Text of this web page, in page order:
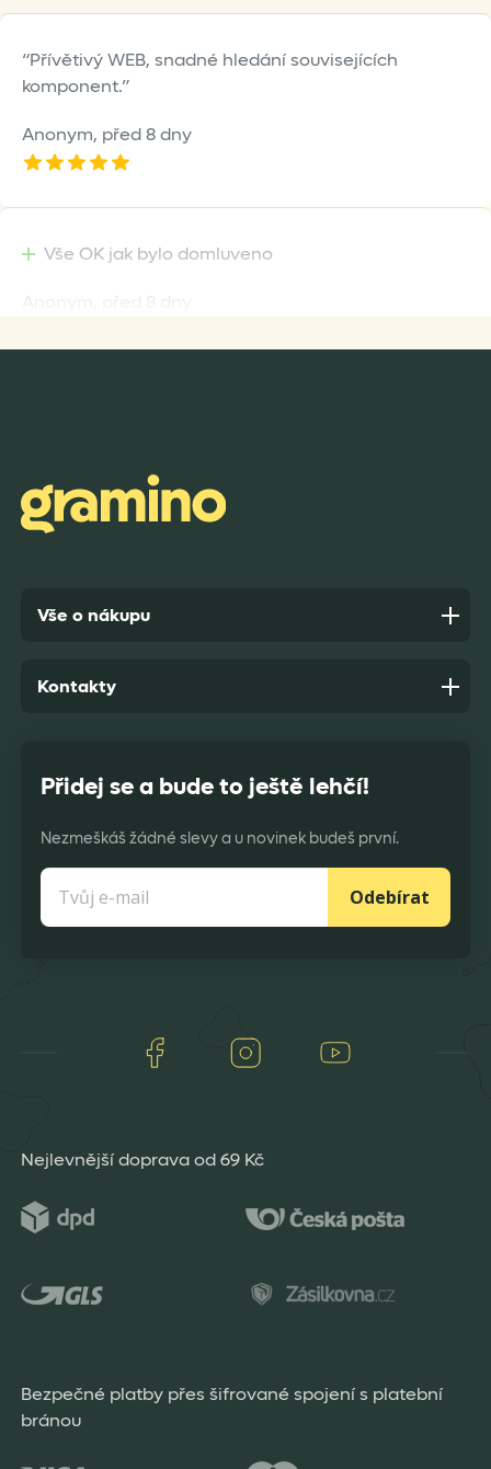
Přívětivý WEB, snadné hledání souvisejících
komponent.
Anonym, před 8 dny
Vše OK jak bylo domluveno
Anonym,před 9 dny
Vše o nákupu
Přidej se a bude to ještě lehčí!
Nezmeškáš žádné slevy a u novinek budeš první.
Odebírat
Facebook Instagram
Kontakty
Nejlevnější doprava od 69 Kč
Bezpečné platby přes šifrované spojení s platební
bránou